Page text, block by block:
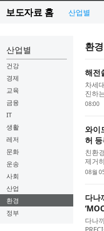
보도자료 홈 산업별
산업별
건강
경제
교육
금융
IT
생활
레저
문화
운송
사회
산업
환경
정부
환
해전
차세
진하
이 높
08:00
와이
허
친환
제거
방법
08월
다나
다나